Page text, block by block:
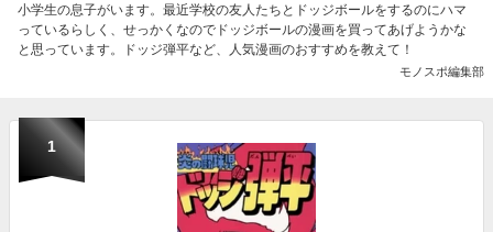
小学生の息子がいます。最近学校の友人たちとドッジボールをするのにハマ
っているらしく、せっかくなのでドッジボールの漫画を買ってあげようかな
と思っています。ドッジ弾平など、人気漫画のおすすめを教えて！
モノスポ編集部
1